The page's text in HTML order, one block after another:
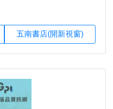
五南書店(開新視窗)